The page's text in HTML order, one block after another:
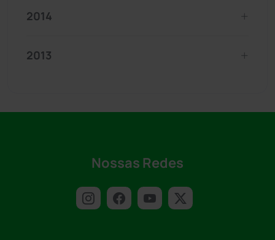
2014
2013
Nossas Redes